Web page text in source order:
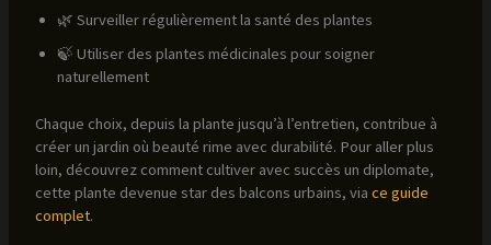
🌿 Surveiller régulièrement la santé des plantes
🍃 Utiliser des plantes médicinales pour soigner
naturellement
Chaque choix, depuis la plante jusqu’à l’entretien, contribue à
créer un jardin où beauté rime avec durabilité. Pour aller plus
loin, découvrez comment cultiver avec succès un diplomate,
cette plante devenue star des balcons urbains, via ce guide
complet.